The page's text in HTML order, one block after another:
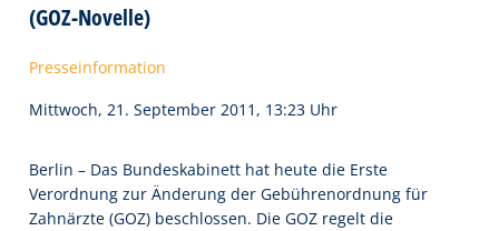
(GOZ-Novelle)
Presseinformation
Mittwoch, 21. September 2011, 13:23 Uhr
Berlin – Das Bundeskabinett hat heute die Erste
Verordnung zur Änderung der Gebührenordnung für
Zahnärzte (GOZ) beschlossen. Die GOZ regelt die